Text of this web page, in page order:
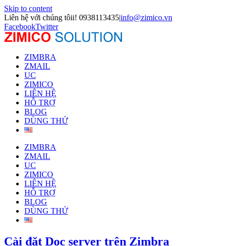
Skip to content
Liên hệ với chúng tôii! 0938113435|info@zimico.vn
FacebookTwitter
ZIMBRA
ZMAIL
UC
ZIMICO
LIÊN HỆ
HỖ TRỢ
BLOG
DÙNG THỬ
ZIMBRA
ZMAIL
UC
ZIMICO
LIÊN HỆ
HỖ TRỢ
BLOG
DÙNG THỬ
Cài đặt Doc server trên Zimbra